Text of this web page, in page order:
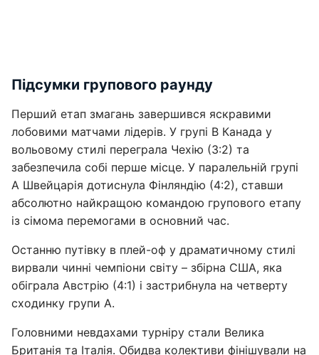
Підсумки групового раунду
Перший етап змагань завершився яскравими
лобовими матчами лідерів. У групі В Канада у
вольовому стилі переграла Чехію (3:2) та
забезпечила собі перше місце. У паралельній групі
А Швейцарія дотиснула Фінляндію (4:2), ставши
абсолютно найкращою командою групового етапу
із сімома перемогами в основний час.
Останню путівку в плей-оф у драматичному стилі
вирвали чинні чемпіони світу – збірна США, яка
обіграла Австрію (4:1) і застрибнула на четверту
сходинку групи А.
Головними невдахами турніру стали Велика
Британія та Італія. Обидва колективи фінішували на